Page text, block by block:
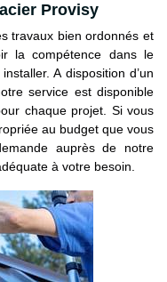
Provisy
travaux bien ordonnés et
la compétence dans le
A disposition d’un
service est disponible
chaque projet. Si vous
au budget que vous
auprès de notre
à votre besoin.